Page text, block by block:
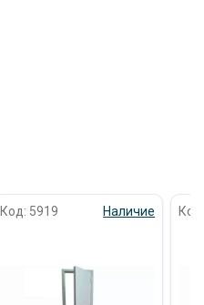
Код: 5919 Наличие